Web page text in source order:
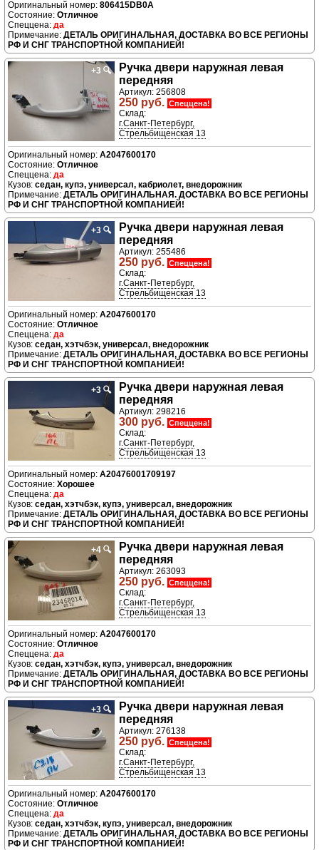
806415DB0A
Отличное
да
ДЕТАЛЬ ОРИГИНАЛЬНАЯ, ДОСТАВКА ВО ВСЕ РЕГИОНЫ
РФ И СНГ ТРАНСПОРТНОЙ КОМПАНИЕЙ!
+3 🔍
Ручка двери нaружная левая
передняя
Артикул: 256808
250 руб. Спеццена!
Склад:
г.Санкт-Петербург,
Стрельбищенская 13
A2047600170
Отличное
да
седан, купэ, универсал, кабриолет, внедорожник
ДЕТАЛЬ ОРИГИНАЛЬНАЯ. ДОСТАВКА ВО ВСЕ РЕГИОНЫ
РФ И СНГ ТРАНСПОРТНОЙ КОМПАНИЕЙ!
+3 🔍
Ручка двери нaружная левая
передняя
Артикул: 255486
250 руб. Спеццена!
Склад:
г.Санкт-Петербург,
Стрельбищенская 13
A2047600170
Отличное
да
седан, хэтчбэк, универсал, внедорожник
ДЕТАЛЬ ОРИГИНАЛЬНАЯ, ДОСТАВКА ВО ВСЕ РЕГИОНЫ
РФ И СНГ ТРАНСПОРТНОЙ КОМПАНИЕЙ!
+3 🔍
Ручка двери нaружная левая
передняя
Артикул: 298216
300 руб. Спеццена!
Склад:
г.Санкт-Петербург,
Стрельбищенская 13
A20476001709197
Хорошее
да
седан, хэтчбэк, купэ, универсал, внедорожник
ДЕТАЛЬ ОРИГИНАЛЬНАЯ, ДОСТАВКА ВО ВСЕ РЕГИОНЫ
РФ И СНГ ТРАНСПОРТНОЙ КОМПАНИЕЙ!
+4 🔍
Ручка двери нaружная левая
передняя
Артикул: 263093
250 руб. Спеццена!
Склад:
г.Санкт-Петербург,
Стрельбищенская 13
A2047600170
Отличное
да
седан, хэтчбэк, купэ, универсал, внедорожник
ДЕТАЛЬ ОРИГИНАЛЬНАЯ, ДОСТАВКА ВО ВСЕ РЕГИОНЫ
РФ И СНГ ТРАНСПОРТНОЙ КОМПАНИЕЙ!
+3 🔍
Ручка двери нaружная левая
передняя
Артикул: 276138
250 руб. Спеццена!
Склад:
г.Санкт-Петербург,
Стрельбищенская 13
A2047600170
Отличное
да
седан, хэтчбэк, купэ, универсал, внедорожник
ДЕТАЛЬ ОРИГИНАЛЬНАЯ, ДОСТАВКА ВО ВСЕ РЕГИОНЫ
РФ И СНГ ТРАНСПОРТНОЙ КОМПАНИЕЙ!